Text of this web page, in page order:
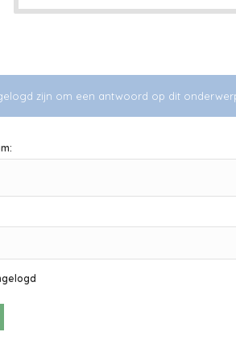
zijn om een antwoord op dit